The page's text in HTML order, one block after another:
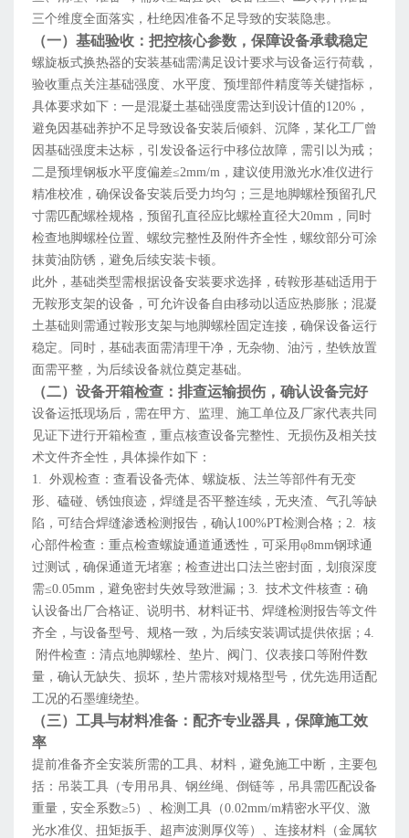
三个维度全面落实，杜绝因准备不足导致的安装隐患。
（一）基础验收：把控核心参数，保障设备承载稳定
螺旋板式换热器的安装基础需满足设计要求与设备运行荷载，
验收重点关注基础强度、水平度、预埋部件精度等关键指标，
具体要求如下：一是混凝土基础强度需达到设计值的120%，
避免因基础养护不足导致设备安装后倾斜、沉降，某化工厂曾
因基础强度未达标，引发设备运行中移位故障，需引以为戒；
二是预埋钢板水平度偏差≤2mm/m，建议使用激光水准仪进行
精准校准，确保设备安装后受力均匀；三是地脚螺栓预留孔尺
寸需匹配螺栓规格，预留孔直径应比螺栓直径大20mm，同时
检查地脚螺栓位置、螺纹完整性及附件齐全性，螺纹部分可涂
抹黄油防锈，避免后续安装卡顿。
此外，基础类型需根据设备安装要求选择，砖鞍形基础适用于
无鞍形支架的设备，可允许设备自由移动以适应热膨胀；混凝
土基础则需通过鞍形支架与地脚螺栓固定连接，确保设备运行
稳定。同时，基础表面需清理干净，无杂物、油污，垫铁放置
面需平整，为后续设备就位奠定基础。
（二）设备开箱检查：排查运输损伤，确认设备完好
设备运抵现场后，需在甲方、监理、施工单位及厂家代表共同
见证下进行开箱检查，重点核查设备完整性、无损伤及相关技
术文件齐全性，具体操作如下：
1. 外观检查：查看设备壳体、螺旋板、法兰等部件有无变
形、磕碰、锈蚀痕迹，焊缝是否平整连续，无夹渣、气孔等缺
陷，可结合焊缝渗透检测报告，确认100%PT检测合格；2. 核
心部件检查：重点检查螺旋通道通透性，可采用φ8mm钢球通
过测试，确保通道无堵塞；检查进出口法兰密封面，划痕深度
需≤0.05mm，避免密封失效导致泄漏；3. 技术文件核查：确
认设备出厂合格证、说明书、材料证书、焊缝检测报告等文件
齐全，与设备型号、规格一致，为后续安装调试提供依据；4.
附件检查：清点地脚螺栓、垫片、阀门、仪表接口等附件数
量，确认无缺失、损坏，垫片需核对规格型号，优先选用适配
工况的石墨缠绕垫。
（三）工具与材料准备：配齐专业器具，保障施工效
率
提前准备齐全安装所需的工具、材料，避免施工中断，主要包
括：吊装工具（专用吊具、钢丝绳、倒链等，吊具需匹配设备
重量，安全系数≥5）、检测工具（0.02mm/m精密水平仪、激
光水准仪、扭矩扳手、超声波测厚仪等）、连接材料（金属软